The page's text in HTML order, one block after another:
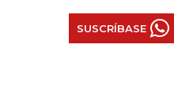
SUSCRÍBASE